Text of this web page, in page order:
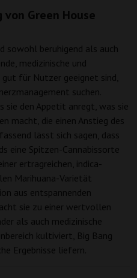
von Green House
sowohl beruhigend als auch
medizinische und
für Nutzer geeignet sind,
suchen.
sie den Appetit anregt, was sie
macht, die einen Anstieg des
lässt sich sagen, dass
eine Spitzen-Cannabissorte
ertragreichen, indica-
Marihuana-Varietät
aus entspannenden
sie zu einer wertvollen
als auch medizinische
kultiviert, Big Bang
Ergebnisse liefern.